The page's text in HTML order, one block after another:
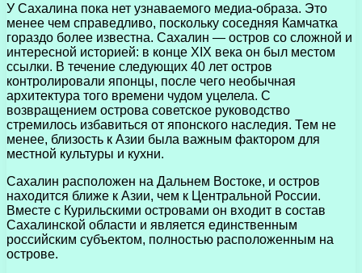
У Сахалина пока нет узнаваемого медиа-образа. Это
менее чем справедливо, поскольку соседняя Камчатка
гораздо более известна. Сахалин — остров со сложной и
интересной историей: в конце XIX века он был местом
ссылки. В течение следующих 40 лет остров
контролировали японцы, после чего необычная
архитектура того времени чудом уцелела. С
возвращением острова советское руководство
стремилось избавиться от японского наследия. Тем не
менее, близость к Азии была важным фактором для
местной культуры и кухни.
Сахалин расположен на Дальнем Востоке, и остров
находится ближе к Азии, чем к Центральной России.
Вместе с Курильскими островами он входит в состав
Сахалинской области и является единственным
российским субъектом, полностью расположенным на
острове.